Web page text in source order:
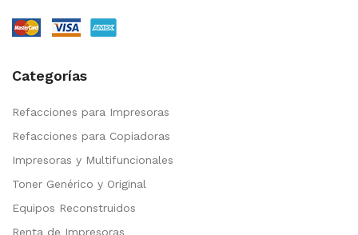
Categorías
Refacciones para Impresoras
Refacciones para Copiadoras
Impresoras y Multifuncionales
Toner Genérico y Original
Equipos Reconstruidos
Renta de Impresoras